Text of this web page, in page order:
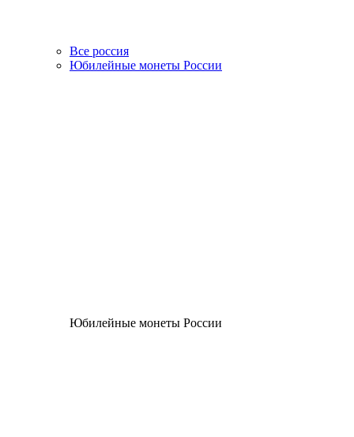
Все россия
Юбилейные монеты России
Юбилейные монеты России